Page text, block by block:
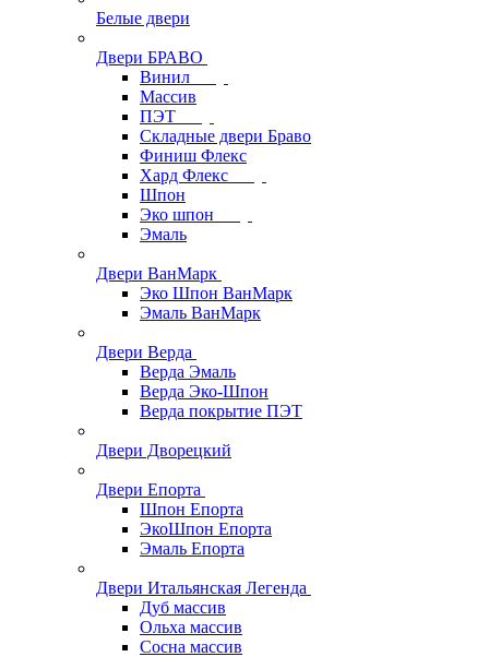
Белые двери
Двери БРАВО
Винил
Массив
ПЭТ
Складные двери Браво
Финиш Флекс
Хард Флекс
Шпон
Эко шпон
Эмаль
Двери ВанМарк
Эко Шпон ВанМарк
Эмаль ВанМарк
Двери Верда
Верда Эмаль
Верда Эко-Шпон
Верда покрытие ПЭТ
Двери Дворецкий
Двери Епорта
Шпон Епорта
ЭкоШпон Епорта
Эмаль Епорта
Двери Итальянская Легенда
Дуб массив
Ольха массив
Сосна массив